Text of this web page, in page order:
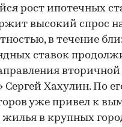
рост ипотечных
высокий спрос
в течение
ставок
Хахулин. По
уже привел к
в крупных